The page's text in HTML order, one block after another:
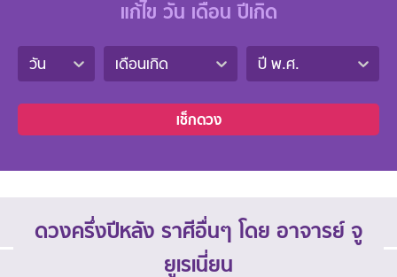
แก้ไข วัน เดือน ปีเกิด
วัน เดือนเกิด ปี พ.ศ.
เช็กดวง
ดวงครึ่งปีหลัง ราศีอื่นๆ โดย อาจารย์ จู
ยูเรเนี่ยน